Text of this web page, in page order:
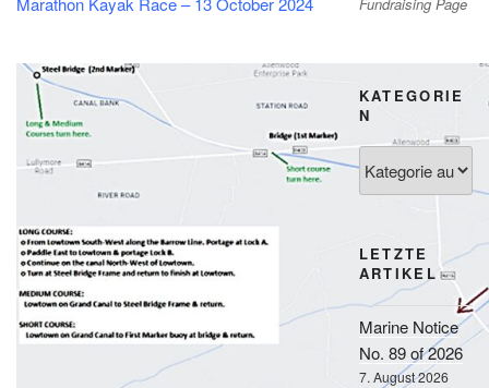
Fundraising Page
KATEGORIE
N
LETZTE
ARTIKEL
Marine Notice
No. 89 of 2026
7. August 2026